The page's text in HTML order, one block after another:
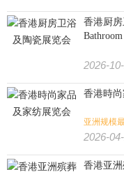
香港厨
Bathroom
2026-
香港時
亚洲规模
2026-
香港亚